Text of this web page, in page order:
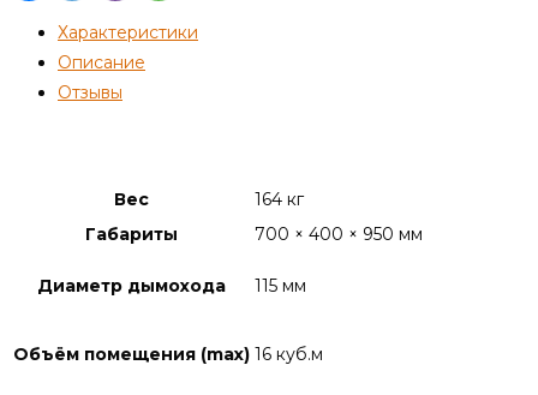
Характеристики
Описание
Отзывы
Вес
164 кг
Габариты
700 × 400 × 950 мм
Диаметр дымохода 115 мм
Объём помещения (max) 16 куб.м